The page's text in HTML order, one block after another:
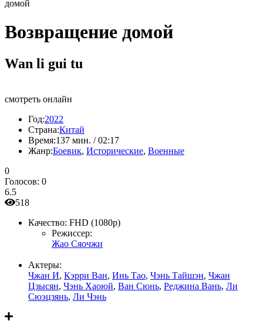
домой
Возвращение домой
Wan li gui tu
смотреть онлайн
Год:2022
Страна:Китай
Время:137 мин. / 02:17
Жанр:Боевик, Исторические, Военные
0
Голосов: 0
6.5
518
Качество: FHD (1080p)
Режиссер:
Жао Сяочжи
Актеры:
Чжан И, Кэрри Ван, Инь Тао, Чэнь Тайшэн, Чжан
Цзысян, Чэнь Хаоюй, Ван Сюнь, Реджина Вань, Ли
Сюэцзянь, Ли Чэнь